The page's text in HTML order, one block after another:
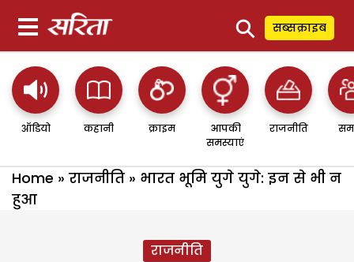
⚲ सब्सक्राइब
ऑडियो कहानी क्राइम
आपकी
समस्याएं
राजनीति
Home » राजनीति » भारत भूमि युगे युगे: इन से भी न
हुआ
राजनीति